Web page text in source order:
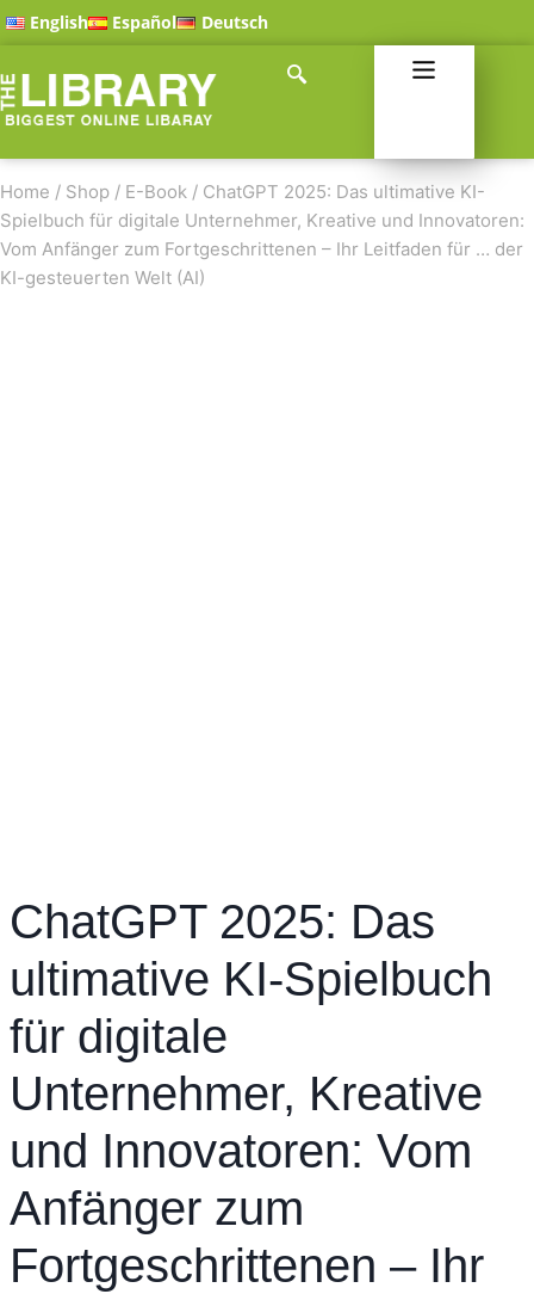
English Español Deutsch
Home / Shop / E-Book / ChatGPT 2025: Das ultimative KI-
Spielbuch für digitale Unternehmer, Kreative und Innovatoren:
Vom Anfänger zum Fortgeschrittenen – Ihr Leitfaden für … der
KI-gesteuerten Welt (AI)
ChatGPT 2025: Das
ultimative KI-Spielbuch
für digitale
Unternehmer, Kreative
und Innovatoren: Vom
Anfänger zum
Fortgeschrittenen – Ihr